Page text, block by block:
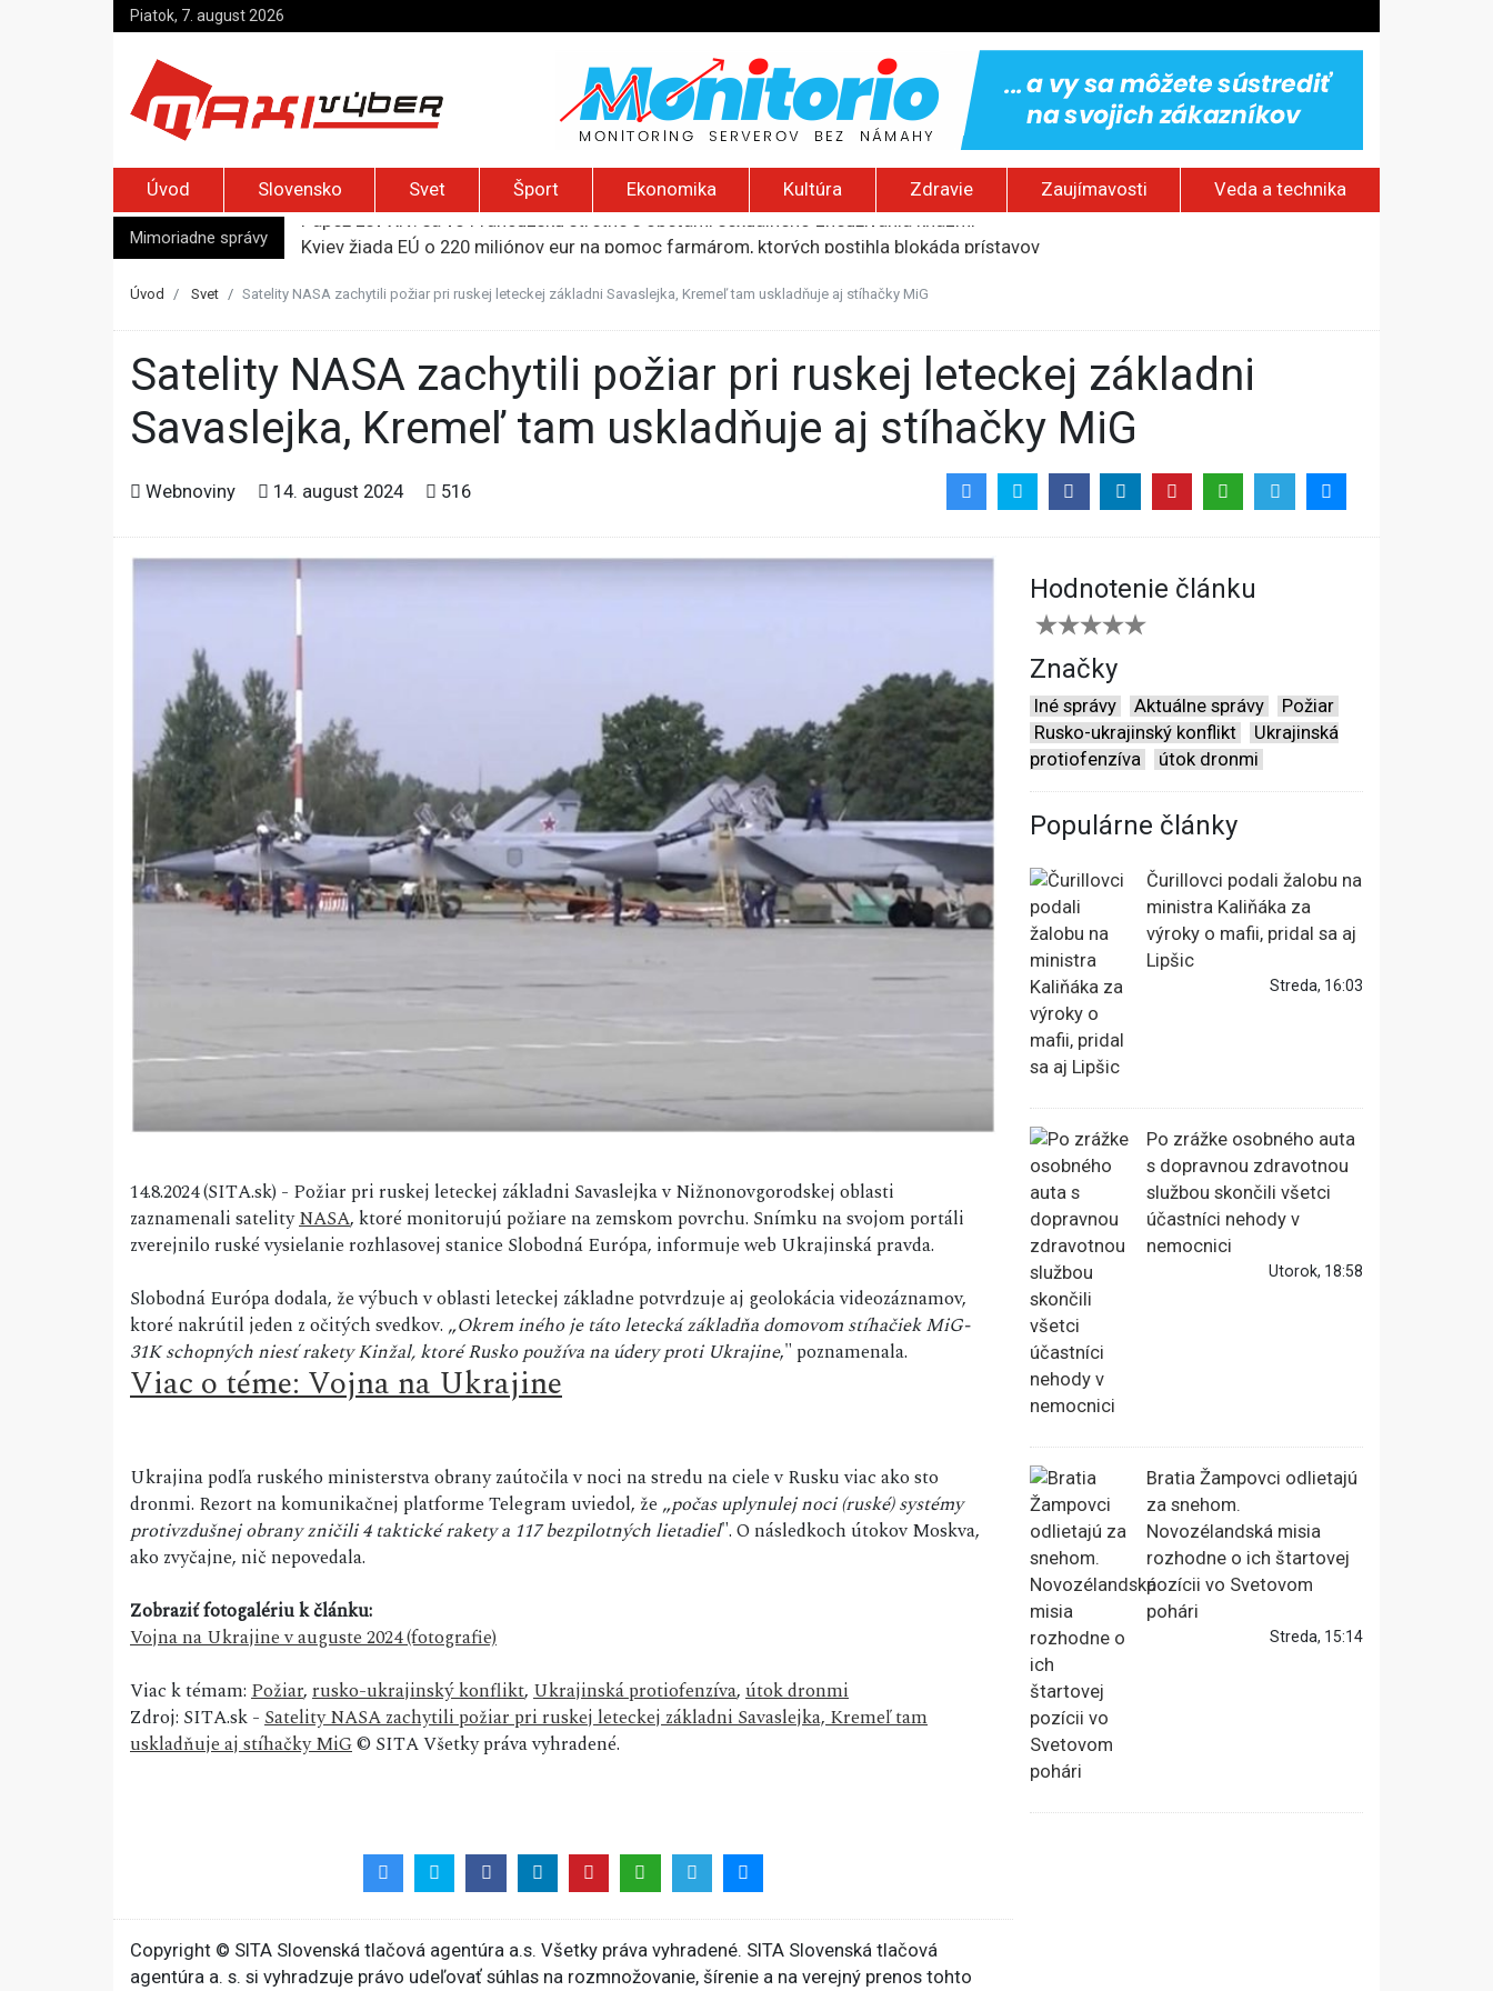
Piatok, 7. august 2026
Úvod Slovensko Svet Šport Ekonomika Kultúra Zdravie Zaujímavosti Veda a technika
Mimoriadne správy
Kyjev žiada EÚ o 220 miliónov eur na pomoc farmárom, ktorých postihla blokáda prístavov
Elon Musk vyzval na umlčanie prezidentskej kandidátky francúzskych Zelených
Úvod Svet Satelity NASA zachytili požiar pri ruskej leteckej základni Savaslejka, Kremeľ tam uskladňuje aj stíhačky MiG
Satelity NASA zachytili požiar pri ruskej leteckej základni
Savaslejka, Kremeľ tam uskladňuje aj stíhačky MiG
Webnoviny 14. august 2024 516
14.8.2024 (SITA.sk) - Požiar pri ruskej leteckej základni Savaslejka v Nižnonovgorodskej oblasti
zaznamenali satelityNASA, ktoré monitorujú požiare na zemskom povrchu. Snímku na svojom portáli
zverejnilo ruské vysielanie rozhlasovej stanice Slobodná Európa, informuje web Ukrajinská pravda.
Slobodná Európa dodala, že výbuch v oblasti leteckej základne potvrdzuje aj geolokácia videozáznamov,
ktoré nakrútil jeden z očitých svedkov. „Okrem iného je táto letecká základňa domovom stíhačiek MiG-
31K schopných niesť rakety Kinžal, ktoré Rusko používa na údery proti Ukrajine," poznamenala.
Viac o téme: Vojna na Ukrajine
Ukrajina podľa ruského ministerstva obrany zaútočila v noci na stredu na ciele v Rusku viac ako sto
dronmi. Rezort na komunikačnej platforme Telegram uviedol, že „počas uplynulej noci (ruské) systémy
protivzdušnej obrany zničili 4 taktické rakety a 117 bezpilotných lietadiel". O následkoch útokov Moskva,
ako zvyčajne, nič nepovedala.
Zobraziť fotogalériu k článku:
Vojna na Ukrajine v auguste 2024 (fotografie)
Viac k témam:Požiar,rusko-ukrajinský konflikt,Ukrajinská protiofenzíva,útok dronmi
Zdroj: SITA.sk -Satelity NASA zachytili požiar pri ruskej leteckej základni Savaslejka, Kremeľ tam
uskladňuje aj stíhačky MiG© SITA Všetky práva vyhradené.
Hodnotenie článku
Značky
Iné správy Aktuálne správy
Požiar
Rusko-ukrajinský konflikt
Ukrajinská
protiofenzíva
útok dronmi
Populárne články
Čurillovci podali žalobu na
ministra Kaliňáka za
výroky o mafii, pridal sa aj
Lipšic
Streda, 16:03
Po zrážke osobného auta
s dopravnou zdravotnou
službou skončili všetci
účastníci nehody v
nemocnici
Utorok, 18:58
Bratia Žampovci odlietajú
za snehom.
Novozélandská misia
rozhodne o ich štartovej
pozícii vo Svetovom
pohári
Streda, 15:14
Copyright © SITA Slovenská tlačová agentúra a.s. Všetky práva vyhradené. SITA Slovenská tlačová
agentúra a. s. si vyhradzuje právo udeľovať súhlas na rozmnožovanie, šírenie a na verejný prenos tohto